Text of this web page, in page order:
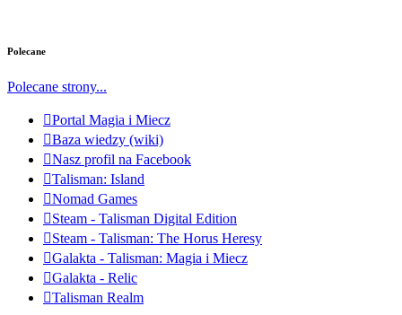
Polecane
Polecane strony...
Portal Magia i Miecz
Baza wiedzy (wiki)
Nasz profil na Facebook
Talisman: Island
Nomad Games
Steam - Talisman Digital Edition
Steam - Talisman: The Horus Heresy
Galakta - Talisman: Magia i Miecz
Galakta - Relic
Talisman Realm